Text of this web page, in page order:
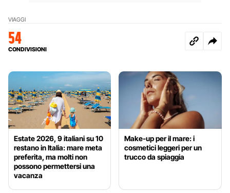
VIAGGI
54
CONDIVISIONI
Estate 2026, 9 italiani su 10
restano in Italia: mare meta
preferita, ma molti non
possono permettersi una
vacanza
Make-up per il mare: i
cosmetici leggeri per un
trucco da spiaggia